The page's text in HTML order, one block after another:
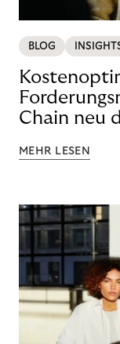
BLOG
Chain neu
MEHR LESEN